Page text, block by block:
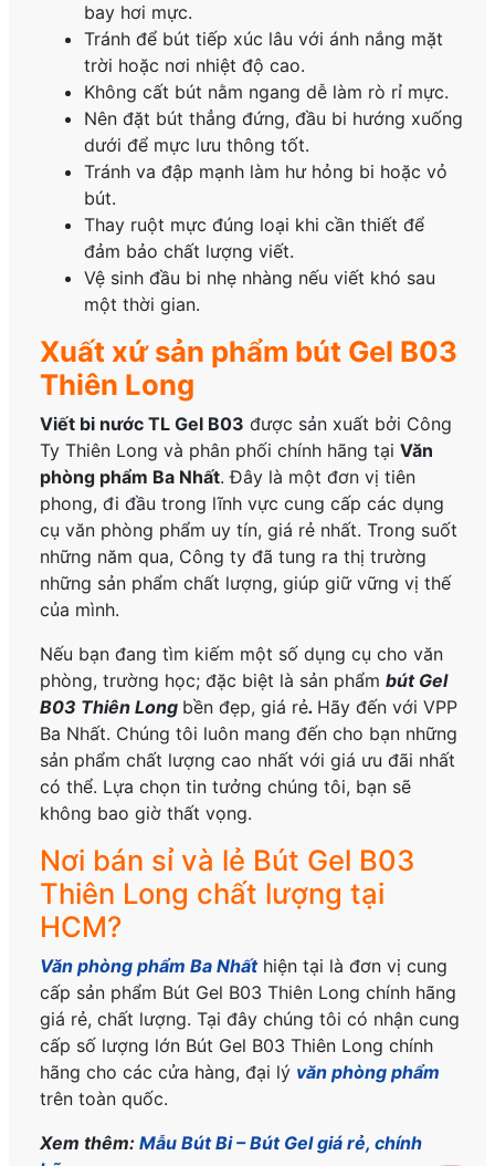
bay hơi mực.
Tránh để bút tiếp xúc lâu với ánh nắng mặt
trời hoặc nơi nhiệt độ cao.
Không cất bút nằm ngang dễ làm rò rỉ mực.
Nên đặt bút thẳng đứng, đầu bi hướng xuống
dưới để mực lưu thông tốt.
Tránh va đập mạnh làm hư hỏng bi hoặc vỏ
bút.
Thay ruột mực đúng loại khi cần thiết để
đảm bảo chất lượng viết.
Vệ sinh đầu bi nhẹ nhàng nếu viết khó sau
một thời gian.
Xuất xứ sản phẩm bút Gel B03
Thiên Long
Viết bi nước TL Gel B03 được sản xuất bởi Công
Ty Thiên Long và phân phối chính hãng tạiVăn
phòng phẩm Ba Nhất. Đây là một đơn vị tiên
phong, đi đầu trong lĩnh vực cung cấp các dụng
cụ văn phòng phẩm uy tín, giá rẻ nhất. Trong suốt
những năm qua, Công ty đã tung ra thị trường
những sản phẩm chất lượng, giúp giữ vững vị thế
của mình.
Nếu bạn đang tìm kiếm một số dụng cụ cho văn
phòng, trường học; đặc biệt là sản phẩmbút Gel
B03 Thiên Long bền đẹp, giá rẻ. Hãy đến với VPP
Ba Nhất. Chúng tôi luôn mang đến cho bạn những
sản phẩm chất lượng cao nhất với giá ưu đãi nhất
có thể. Lựa chọn tin tưởng chúng tôi, bạn sẽ
không bao giờ thất vọng.
Nơi bán sỉ và lẻ Bút Gel B03
Thiên Long chất lượng tại
HCM?
Văn phòng phẩm Ba Nhấthiện tại là đơn vị cung
cấp sản phẩm Bút Gel B03 Thiên Long chính hãng
giá rẻ, chất lượng. Tại đây chúng tôi có nhận cung
cấp số lượng lớn Bút Gel B03 Thiên Longchính
hãng cho các cửa hàng, đại lý văn phòng phẩm
trên toàn quốc.
Xem thêm:Mẫu Bút Bi – Bút Gel giá rẻ, chính